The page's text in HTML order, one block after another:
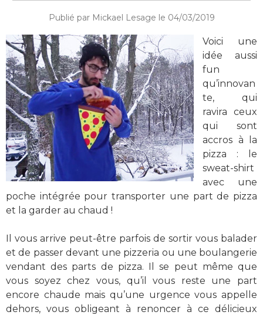
Publié par Mickael Lesage le 04/03/2019
Voici une
idée aussi
fun
qu’innovan
te, qui
ravira ceux
qui sont
accros à la
pizza : le
sweat-shirt
avec une
poche intégrée pour transporter une part de pizza
et la garder au chaud !
Il vous arrive peut-être parfois de sortir vous balader
et de passer devant une pizzeria ou une boulangerie
vendant des parts de pizza. Il se peut même que
vous soyez chez vous, qu’il vous reste une part
encore chaude mais qu’une urgence vous appelle
dehors, vous obligeant à renoncer à ce délicieux